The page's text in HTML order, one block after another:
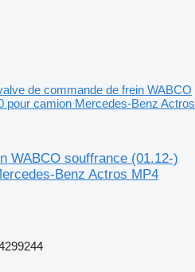
de commande de frein WABCO
pour camion Mercedes-Benz Actros
WABCO souffrance (01.12-)
Benz Actros MP4